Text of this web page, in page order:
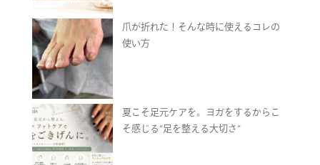
爪が折れた！そんな時に使えるコレの
使い方
夏こそ足元ケアを。ヨガをするからこ
そ感じる“足を整える大切さ”